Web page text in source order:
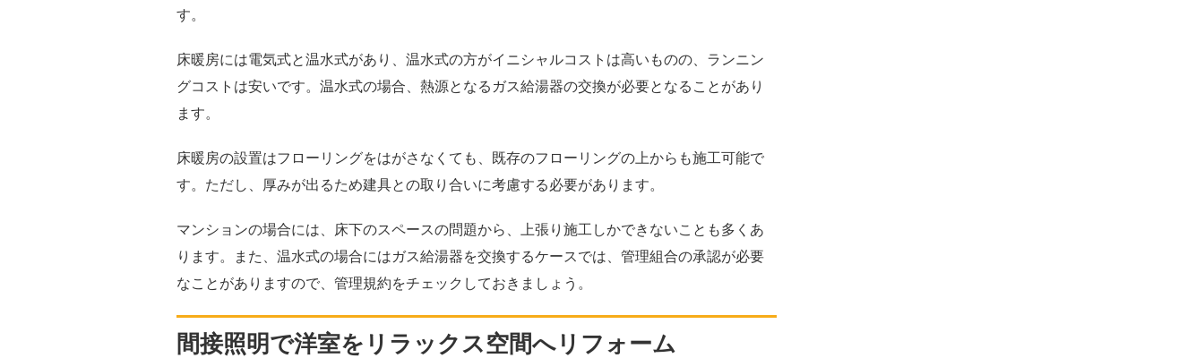
す。
床暖房には電気式と温水式があり、温水式の方がイニシャルコストは高いものの、ランニン
グコストは安いです。温水式の場合、熱源となるガス給湯器の交換が必要となることがあり
ます。
床暖房の設置はフローリングをはがさなくても、既存のフローリングの上からも施工可能で
す。ただし、厚みが出るため建具との取り合いに考慮する必要があります。
マンションの場合には、床下のスペースの問題から、上張り施工しかできないことも多くあ
ります。また、温水式の場合にはガス給湯器を交換するケースでは、管理組合の承認が必要
なことがありますので、管理規約をチェックしておきましょう。
間接照明で洋室をリラックス空間へリフォーム